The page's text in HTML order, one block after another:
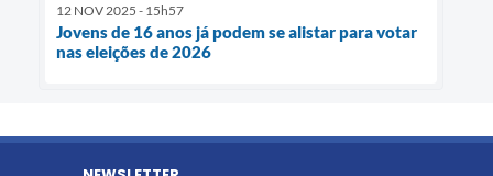
12 NOV 2025 - 15h57
Jovens de 16 anos já podem se alistar para votar
nas eleições de 2026